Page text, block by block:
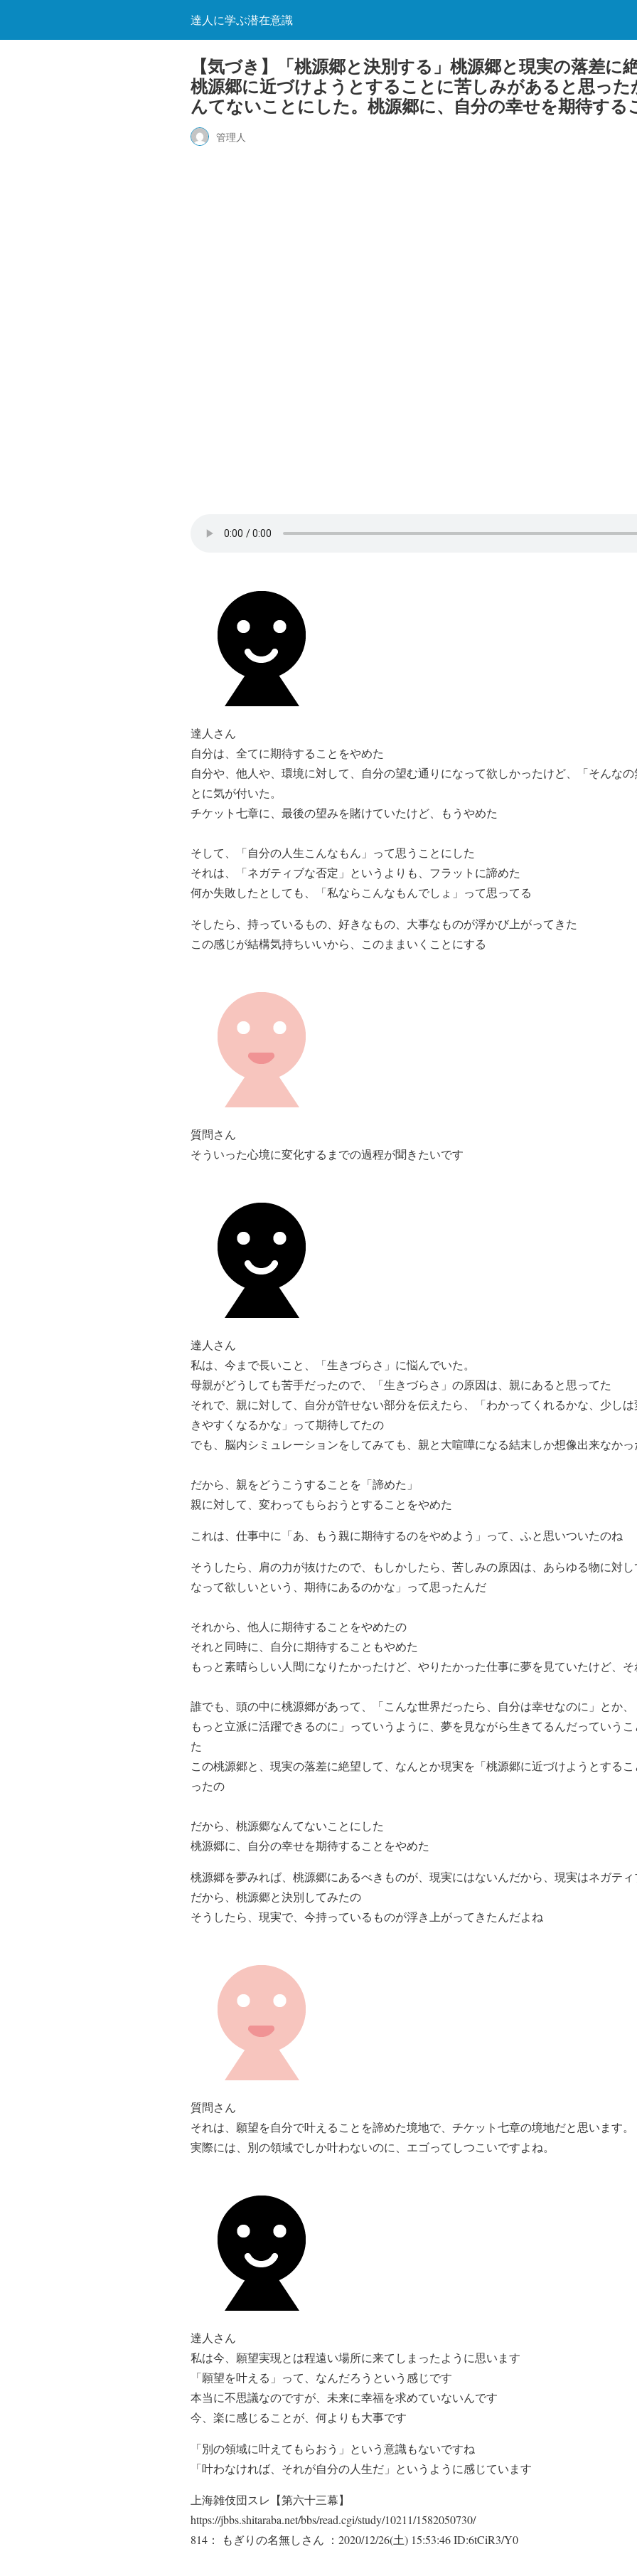
達人に学ぶ潜在意識
【気づき】「桃源郷と決別する」桃源郷と現実の落差に
桃源郷に近づけようとすることに苦しみがあると思った
んてないことにした。桃源郷に、自分の幸せを期待する
管理人
達人さん
自分は、全てに期待することをやめた
自分や、他人や、環境に対して、自分の望む通りになって欲しかったけど、「そんな
とに気が付いた。
チケット七章に、最後の望みを賭けていたけど、もうやめた
そして、「自分の人生こんなもん」って思うことにした
それは、「ネガティブな否定」というよりも、フラットに諦めた
何か失敗したとしても、「私ならこんなもんでしょ」って思ってる
そしたら、持っているもの、好きなもの、大事なものが浮かび上がってきた
この感じが結構気持ちいいから、このままいくことにする
質問さん
そういった心境に変化するまでの過程が聞きたいです
達人さん
私は、今まで長いこと、「生きづらさ」に悩んでいた。
母親がどうしても苦手だったので、「生きづらさ」の原因は、親にあると思ってた
それで、親に対して、自分が許せない部分を伝えたら、「わかってくれるかな、少し
きやすくなるかな」って期待してたの
でも、脳内シミュレーションをしてみても、親と大喧嘩になる結末しか想像出来なかっ
だから、親をどうこうすることを「諦めた」
親に対して、変わってもらおうとすることをやめた
これは、仕事中に「あ、もう親に期待するのをやめよう」って、ふと思いついたのね
そうしたら、肩の力が抜けたので、もしかしたら、苦しみの原因は、あらゆる物に対
なって欲しいという、期待にあるのかな」って思ったんだ
それから、他人に期待することをやめたの
それと同時に、自分に期待することもやめた
もっと素晴らしい人間になりたかったけど、やりたかった仕事に夢を見ていたけど、そ
誰でも、頭の中に桃源郷があって、「こんな世界だったら、自分は幸せなのに」とか、
もっと立派に活躍できるのに」っていうように、夢を見ながら生きてるんだっていう
た
この桃源郷と、現実の落差に絶望して、なんとか現実を「桃源郷に近づけようとする
ったの
だから、桃源郷なんてないことにした
桃源郷に、自分の幸せを期待することをやめた
桃源郷を夢みれば、桃源郷にあるべきものが、現実にはないんだから、現実はネガテ
だから、桃源郷と決別してみたの
そうしたら、現実で、今持っているものが浮き上がってきたんだよね
質問さん
それは、願望を自分で叶えることを諦めた境地で、チケット七章の境地だと思います。
実際には、別の領域でしか叶わないのに、エゴってしつこいですよね。
達人さん
私は今、願望実現とは程遠い場所に来てしまったように思います
「願望を叶える」って、なんだろうという感じです
本当に不思議なのですが、未来に幸福を求めていないんです
今、楽に感じることが、何よりも大事です
「別の領域に叶えてもらおう」という意識もないですね
「叶わなければ、それが自分の人生だ」というように感じています
上海雑伎団スレ【第六十三幕】
https://jbbs.shitaraba.net/bbs/read.cgi/study/10211/1582050730/
814： もぎりの名無しさん ：2020/12/26(土) 15:53:46 ID:6tCiR3/Y0